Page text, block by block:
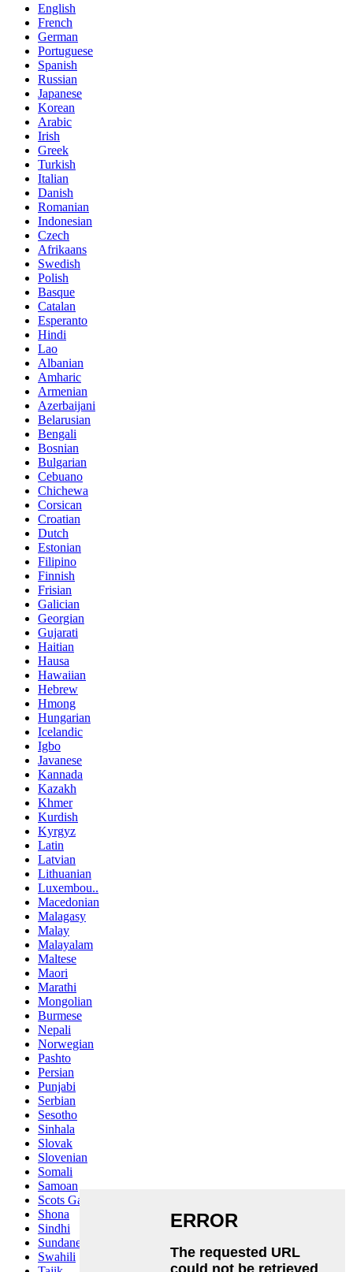
English
French
German
Portuguese
Spanish
Russian
Japanese
Korean
Arabic
Irish
Greek
Turkish
Italian
Danish
Romanian
Indonesian
Czech
Afrikaans
Swedish
Polish
Basque
Catalan
Esperanto
Hindi
Lao
Albanian
Amharic
Armenian
Azerbaijani
Belarusian
Bengali
Bosnian
Bulgarian
Cebuano
Chichewa
Corsican
Croatian
Dutch
Estonian
Filipino
Finnish
Frisian
Galician
Georgian
Gujarati
Haitian
Hausa
Hawaiian
Hebrew
Hmong
Hungarian
Icelandic
Igbo
Javanese
Kannada
Kazakh
Khmer
Kurdish
Kyrgyz
Latin
Latvian
Lithuanian
Luxembou..
Macedonian
Malagasy
Malay
Malayalam
Maltese
Maori
Marathi
Mongolian
Burmese
Nepali
Norwegian
Pashto
Persian
Punjabi
Serbian
Sesotho
Sinhala
Slovak
Slovenian
Somali
Samoan
Scots Gaelic
Shona
Sindhi
Sundanese
Swahili